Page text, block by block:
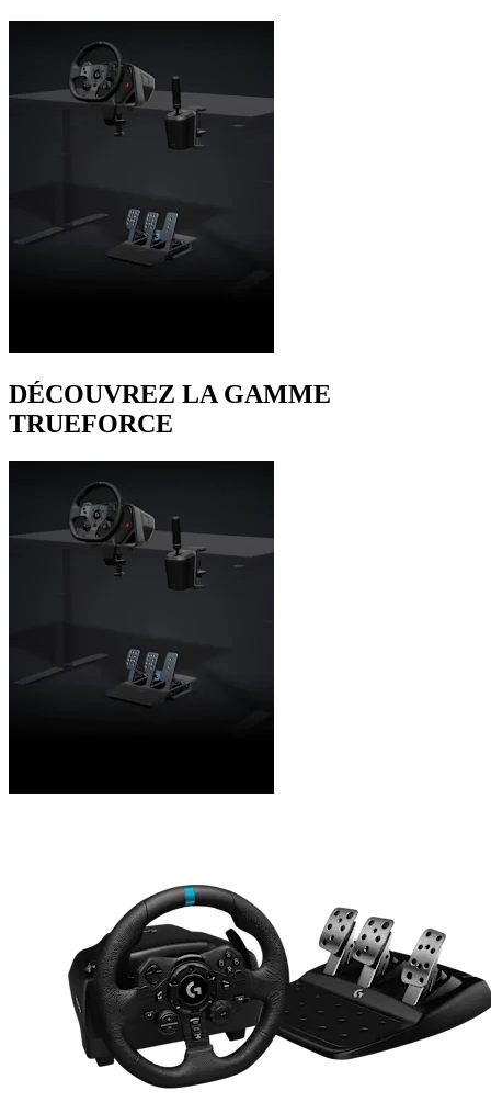
DÉCOUVREZ LA GAMME
TRUEFORCE